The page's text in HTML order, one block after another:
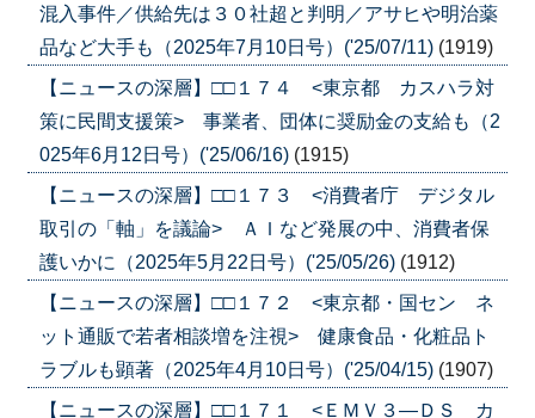
混入事件／供給先は３０社超と判明／アサヒや明治薬
品など大手も（2025年7月10日号）('25/07/11) (1919)
【ニュースの深層】□□１７４ <東京都 カスハラ対
策に民間支援策> 事業者、団体に奨励金の支給も（2
025年6月12日号）('25/06/16) (1915)
【ニュースの深層】□□１７３ <消費者庁 デジタル
取引の「軸」を議論> ＡＩなど発展の中、消費者保
護いかに（2025年5月22日号）('25/05/26) (1912)
【ニュースの深層】□□１７２ <東京都・国セン ネ
ット通販で若者相談増を注視> 健康食品・化粧品ト
ラブルも顕著（2025年4月10日号）('25/04/15) (1907)
【ニュースの深層】□□１７１ <ＥＭＶ３―ＤＳ カ